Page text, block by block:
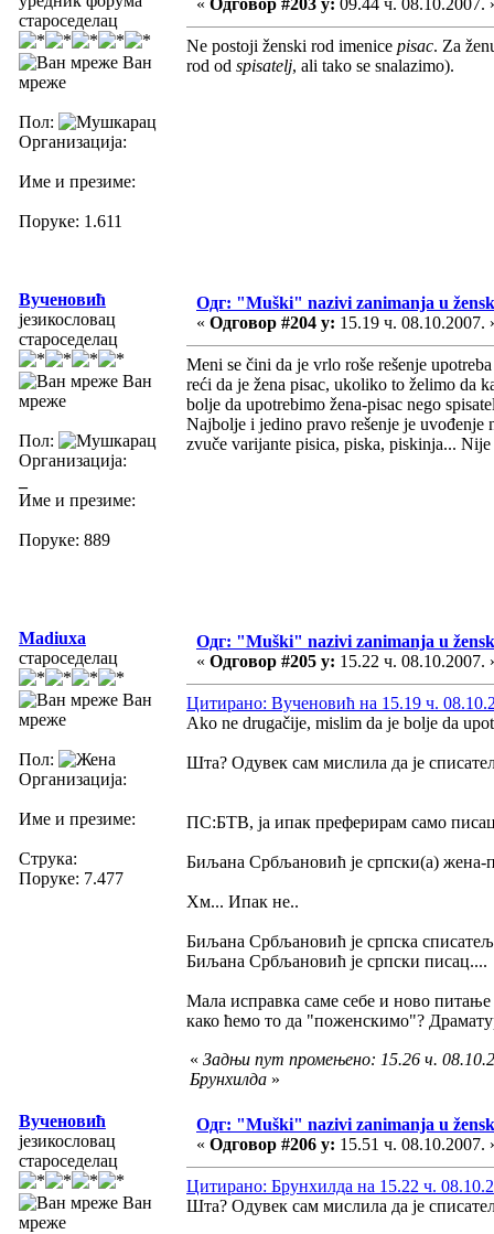
староседелац
Ван
мреже
Пол:
Организација:
Име и презиме:
Поруке: 1.611
Ne postoji ženski rod imenice pisac. Za
rod od spisatelj, ali tako se snalazimo).
Вученовић
језикословац
староседелац
Ван
мреже
Пол:
Организација:
Име и презиме:
Поруке: 889
Одг: "Muški" nazivi zanimanja u
« Одговор #204 у: 15.19 ч. 08.10.2007.
Meni se čini da je vrlo roše rešenje
reći da je žena pisac, ukoliko to želimo da
bolje da upotrebimo žena-pisac nego
Najbolje i jedino pravo rešenje je uvođenje
zvuče varijante pisica, piska, piskinja...
Madiuxa
староседелац
Ван
мреже
Пол:
Организација:
Име и презиме:
Струка:
Поруке: 7.477
Одг: "Muški" nazivi zanimanja u
« Одговор #205 у: 15.22 ч. 08.10.2007.
Цитирано: Вученовић на 15.19 ч.
Ako ne drugačije, mislim da je bolje da
Шта? Одувек сам мислила да је
ПС:БТВ, ја ипак преферирам само
Биљана Србљановић је српски(а) жена-
Хм... Ипак не..
Биљана Србљановић је српска
Биљана Србљановић је српски писац....
Мала исправка саме себе и ново
како ћемо то да "поженскимо"?
« Задњи пут промењено: 15.26 ч.
Брунхилда »
Вученовић
језикословац
староседелац
Ван
мреже
Одг: "Muški" nazivi zanimanja u
« Одговор #206 у: 15.51 ч. 08.10.2007.
Цитирано: Брунхилда на 15.22 ч.
Шта? Одувек сам мислила да је